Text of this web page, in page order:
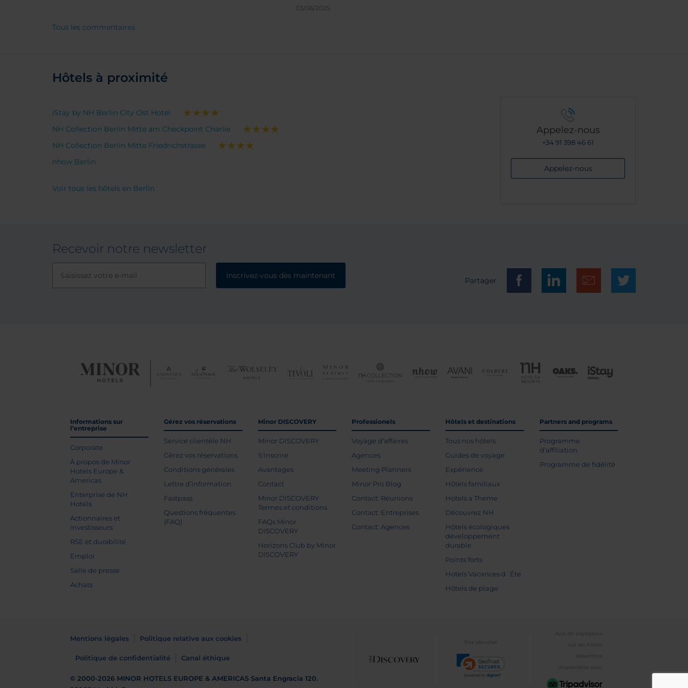
03/06/2025
Tous les commentaires
Hôtels à proximité
iStay by NH Berlin City Ost Hotel
NH Collection Berlin Mitte am Checkpoint Charlie
NH Collection Berlin Mitte Friedrichstrasse
nhow Berlin
Voir tous les hôtels en Berlin
Appelez-nous
+34 91 398 46 61
Appelez-nous
Recevoir notre newsletter
Inscrivez-vous dès maintenant
Partager
Informations sur
l’entreprise
Corporate
À propos de Minor
Hotels Europe &
Americas
Enterprise de NH
Hotels
Actionnaires et
investisseurs
RSE et durabilité
Emploi
Salle de presse
Achats
Gérez vos réservations
Service clientèle NH
Gérez vos réservations
Conditions générales
Lettre d’information
Fastpass
Questions fréquentes
(FAQ)
Minor DISCOVERY
Minor DISCOVERY
S'inscrire
Avantages
Contact
Minor DISCOVERY
Termes et conditions
FAQs Minor
DISCOVERY
Horizons Club by Minor
DISCOVERY
Professionels
Voyage d’affaires
Agences
Meeting Planners
Minor Pro Blog
Contact: Réunions
Contact: Entreprises
Contact: Agences
Hôtels et destinations
Tous nos hôtels
Guides de voyage
Expérience
Hôtels familiaux
Hotels a Theme
Découvrez NH
Hôtels écologiques
développement
durable
Points forts
Hotels Vacances d´Éte
Hôtels de plage
Partners and programs
Programme
d’affiliation
Programme de fidélité
Mentions légales Politique relative aux cookies
Politique de confidentialité Canal éthique
© 2000-2026 MINOR HOTELS EUROPE & AMERICAS Santa Engracia 120.